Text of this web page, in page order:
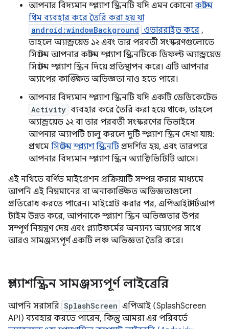
আপনার বিদ্যমান স্প্ল্যাশ স্ক্রিনটি যদি এমন কোনোকাস্টম
থিম ব্যবহার করে তৈরি করা হয় যা
android:windowBackground ওভাররাইড করে ,
তাহলে অ্যান্ড্রয়েড ১২ এবং তার পরবর্তী সংস্করণগুলোতে
সিস্টেম আপনার কাস্টম স্প্ল্যাশ স্ক্রিনটিকে ডিফল্ট অ্যান্ড্রয়েড
সিস্টেম স্প্ল্যাশ স্ক্রিন দিয়ে প্রতিস্থাপন করে। এটি আপনার
অ্যাপের কাঙ্ক্ষিত অভিজ্ঞতা নাও হতে পারে।
আপনার বিদ্যমান স্প্ল্যাশ স্ক্রিনটি যদি একটি ডেডিকেটেড
Activity ব্যবহার করে তৈরি করা হয়ে থাকে, তাহলে
অ্যান্ড্রয়েড ১২ বা তার পরবর্তী সংস্করণের ডিভাইসে
আপনার অ্যাপটি চালু করলে দুটি স্প্ল্যাশ স্ক্রিন দেখা যায়:
প্রথমে সিস্টেম স্প্ল্যাশ স্ক্রিনটি প্রদর্শিত হয়, এবং তারপরে
আপনার বিদ্যমান স্প্ল্যাশ স্ক্রিন অ্যাক্টিভিটিটি আসে।
এই নথিতে বর্ণিত মাইগ্রেশন প্রক্রিয়াটি সম্পন্ন করার মাধ্যমে
আপনি এই নিম্নমানের বা অনাকাঙ্ক্ষিত অভিজ্ঞতাগুলো
প্রতিরোধ করতে পারেন। মাইগ্রেট করার পর, এপিআই স্টার্টআপ
টাইম উন্নত করে, আপনাকে স্প্ল্যাশ স্ক্রিন অভিজ্ঞতার উপর
সম্পূর্ণ নিয়ন্ত্রণ দেয় এবং প্ল্যাটফর্মের অন্যান্য অ্যাপের সাথে
আরও সামঞ্জস্যপূর্ণ একটি লঞ্চ অভিজ্ঞতা তৈরি করে।
স্প্ল্যাশস্ক্রিন সামঞ্জস্যপূর্ণ লাইব্রেরি
আপনি সরাসরি SplashScreen এপিআই (SplashScreen
API) ব্যবহার করতে পারেন, কিন্তু আমরা এর পরিবর্তে